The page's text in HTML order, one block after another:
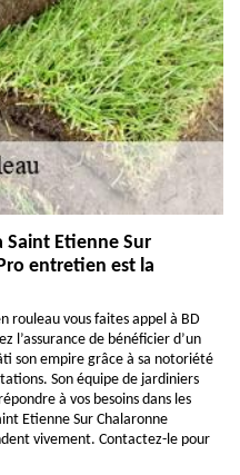
Saint Etienne Sur
entretien est la
rouleau vous faites appel à BD
l’assurance de bénéficier d’un
son empire grâce à sa notoriété
Son équipe de jardiniers
à vos besoins dans les
Etienne Sur Chalaronne
vivement. Contactez-le pour